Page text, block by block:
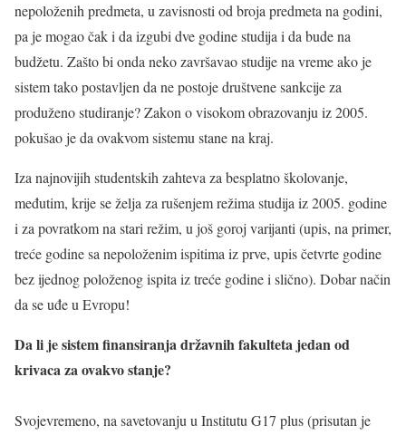
nepoloženih predmeta, u zavisnosti od broja predmeta na godini,
pa je mogao čak i da izgubi dve godine studija i da bude na
budžetu. Zašto bi onda neko završavao studije na vreme ako je
sistem tako postavljen da ne postoje društvene sankcije za
produženo studiranje? Zakon o visokom obrazovanju iz 2005.
pokušao je da ovakvom sistemu stane na kraj.
Iza najnovijih studentskih zahteva za besplatno školovanje,
međutim, krije se želja za rušenjem režima studija iz 2005. godine
i za povratkom na stari režim, u još goroj varijanti (upis, na primer,
treće godine sa nepoloženim ispitima iz prve, upis četvrte godine
bez ijednog položenog ispita iz treće godine i slično). Dobar način
da se uđe u Evropu!
Da li je sistem finansiranja državnih fakulteta jedan od
krivaca za ovakvo stanje?
Svojevremeno, na savetovanju u Institutu G17 plus (prisutan je